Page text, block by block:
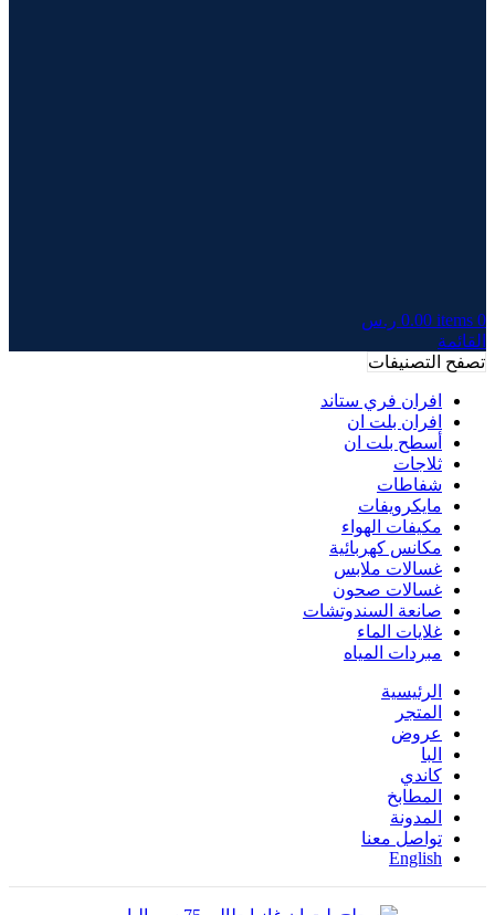
0
items
0.00 ر.س
القائمة
تصفح التصنيفات
افران فري ستاند
افران بلت ان
أسطح بلت ان
ثلاجات
شفاطات
مايكرويفات
مكيفات الهواء
مكانس كهربائية
غسالات ملابس
غسالات صحون
صانعة السندوتشات
غلايات الماء
مبردات المياه
الرئيسية
المتجر
عروض
البا
كاندي
المطابخ
المدونة
تواصل معنا
English